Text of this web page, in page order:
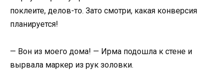
поклеите, делов-то. Зато смотри, какая конверсия
планируется!
— Вон из моего дома! — Ирма подошла к стене и
вырвала маркер из рук золовки.